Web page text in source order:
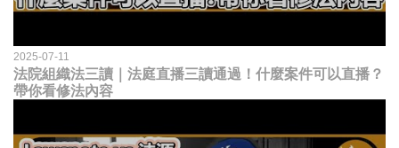
2025-07-11
法院組織法三讀｜法庭直播三讀通過！什麼案件可以直播？
帶你看修法內容